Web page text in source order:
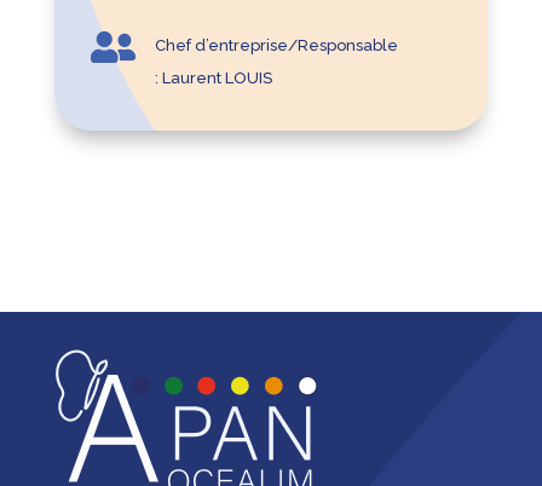

Chef d’entreprise/Responsable
: Laurent LOUIS